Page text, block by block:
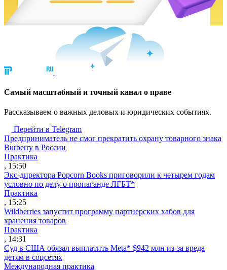
Cамый масштабный и точный канал о праве
Рассказываем о важных деловых и юридических событиях.
Перейти в Telegram
Предприниматель не смог прекратить охрану товарного знака
Burberry в России
Практика
, 15:50
Экс-директора Popcorn Books приговорили к четырем годам
условно по делу о пропаганде ЛГБТ*
Практика
, 15:25
Wildberries запустит программу партнерских хабов для
хранения товаров
Практика
, 14:31
Суд в США обязал выплатить Meta* $942 млн из-за вреда
детям в соцсетях
Международная практика